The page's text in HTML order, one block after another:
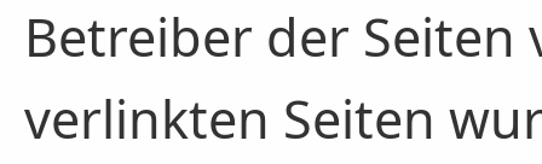
Betreiber der
verlinkten Seiten